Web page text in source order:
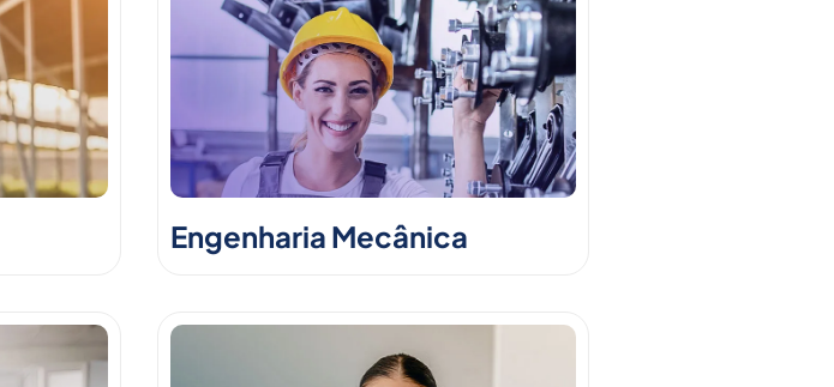
Engenharia Mecânica